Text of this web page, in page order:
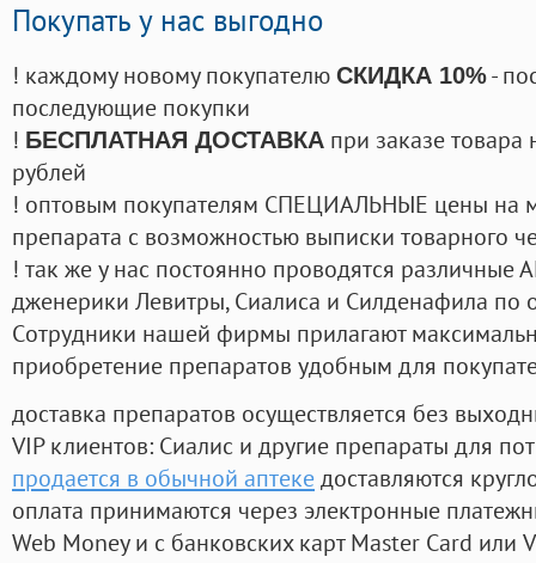
Покупать у нас выгодно
! каждому новому покупателю СКИДКА 10%-
последующие покупки
! БЕСПЛАТНАЯ ДОСТАВКА при заказе
рублей
! оптовым покупателям СПЕЦИАЛЬНЫЕ цены на
препарата с возможностью выписки товарного
! так же у нас постоянно проводятся
дженерики Левитры, Сиалиса и Силденафила по
Cотрудники нашей фирмы прилагают
приобретение препаратов удобным для
доставка препаратов осуществляется без
VIP клиентов: Сиалис и другие препараты для
продается в обычной аптекедоставляются
оплата принимаются через электронные
Web Money и с банковских карт Master Card или